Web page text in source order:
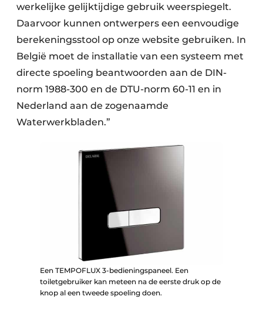
werkelijke gelijktijdige gebruik weerspiegelt.
Daarvoor kunnen ontwerpers een eenvoudige
berekeningsstool op onze website gebruiken. In
België moet de installatie van een systeem met
directe spoeling beantwoorden aan de DIN-
norm 1988-300 en de DTU-norm 60-11 en in
Nederland aan de zogenaamde
Waterwerkbladen.”
Een TEMPOFLUX 3-bedieningspaneel. Een
toiletgebruiker kan meteen na de eerste druk op de
knop al een tweede spoeling doen.